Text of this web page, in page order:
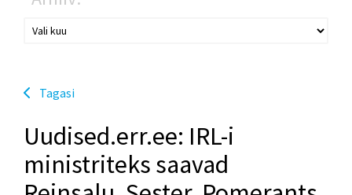
Tagasi
Uudised.err.ee: IRL-i
ministriteks saavad